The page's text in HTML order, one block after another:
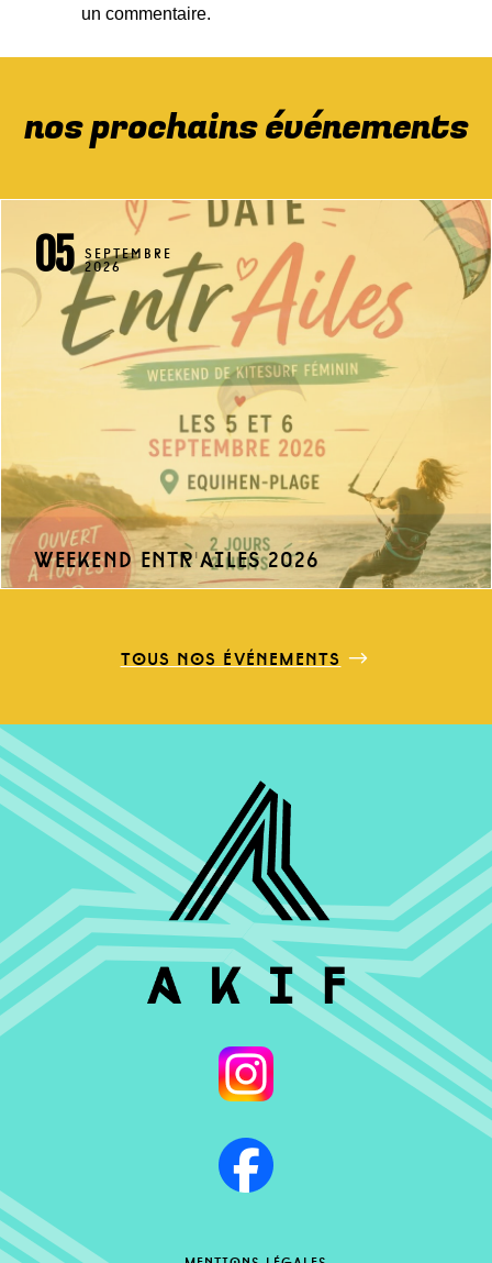
un commentaire.
nos prochains événements
05
SEPTEMBRE
2026
weekend entr'ailes 2026
tous nos événements
mentions légales